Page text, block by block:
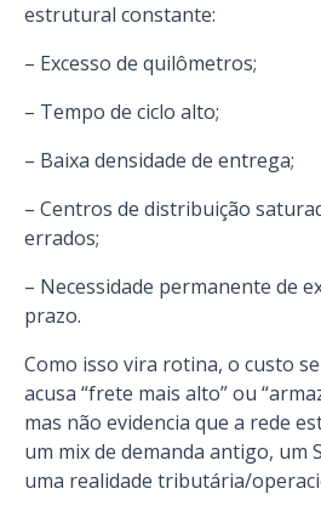
estrutural constante:
– Excesso de quilômetros;
– Tempo de ciclo alto;
– Baixa densidade de entrega;
– Centros de distribuição
errados;
– Necessidade permanente de
prazo.
Como isso vira rotina, o custo
acusa “frete mais alto” ou
mas não evidencia que a rede
um mix de demanda antigo, um
uma realidade tributária/